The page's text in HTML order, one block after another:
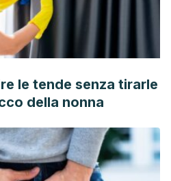
le tende senza tirarle
della nonna